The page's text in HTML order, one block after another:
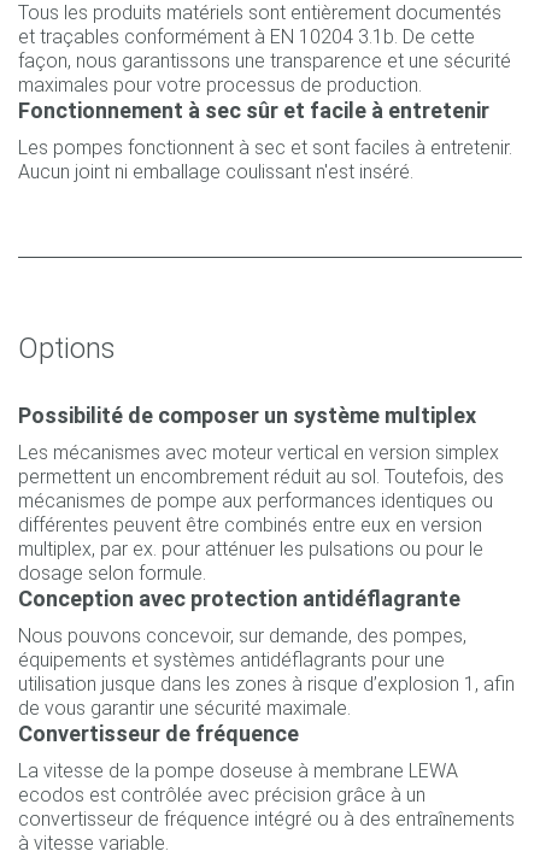
Tous les produits matériels sont entièrement documentés
et traçables conformément à EN 10204 3.1b. De cette
façon, nous garantissons une transparence et une sécurité
maximales pour votre processus de production.
Fonctionnement à sec sûr et facile à entretenir
Les pompes fonctionnent à sec et sont faciles à entretenir.
Aucun joint ni emballage coulissant n'est inséré.
Options
Possibilité de composer un système multiplex
Les mécanismes avec moteur vertical en version simplex
permettent un encombrement réduit au sol. Toutefois, des
mécanismes de pompe aux performances identiques ou
différentes peuvent être combinés entre eux en version
multiplex, par ex. pour atténuer les pulsations ou pour le
dosage selon formule.
Conception avec protection antidéflagrante
Nous pouvons concevoir, sur demande, des pompes,
équipements et systèmes antidéflagrants pour une
utilisation jusque dans les zones à risque d’explosion 1, afin
de vous garantir une sécurité maximale.
Convertisseur de fréquence
La vitesse de la pompe doseuse à membrane LEWA
ecodos est contrôlée avec précision grâce à un
convertisseur de fréquence intégré ou à des entraînements
à vitesse variable.